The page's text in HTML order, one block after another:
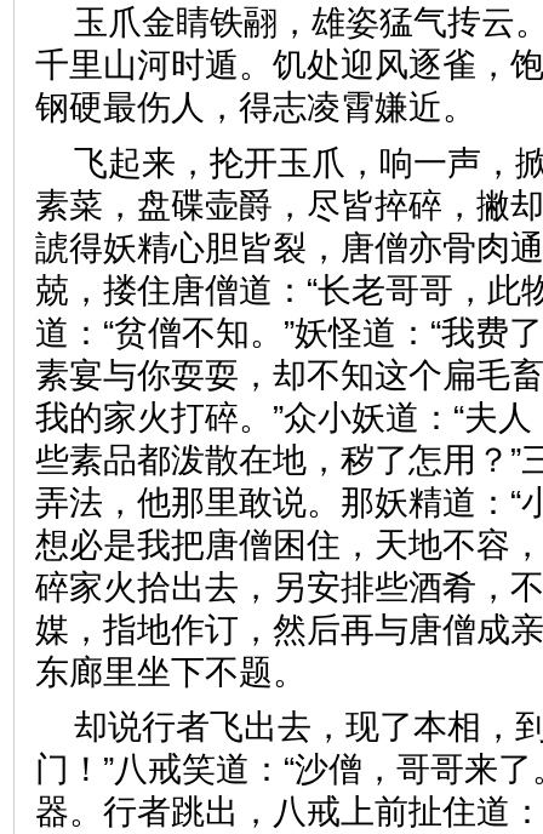
玉爪金睛铁翮，雄姿猛气抟云
千里山河时遁。饥处迎风逐雀，
钢硬最伤人，得志凌霄嫌近
飞起来，抡开玉爪，响一声，
素菜，盘碟壶爵，尽皆捽碎，撇
諕得妖精心胆皆裂，唐僧亦骨肉
兢，搂住唐僧道：“长老哥哥，此
道：“贫僧不知。”妖怪道：“我费
素宴与你耍耍，却不知这个扁毛
我的家火打碎。”众小妖道：“夫
些素品都泼散在地，秽了怎用？”
弄法，他那里敢说。那妖精道：“
想必是我把唐僧困住，天地不容
碎家火拾出去，另安排些酒肴，
媒，指地作订，然后再与唐僧成
东廊里坐下不题。
却说行者飞出去，现了本相，
门！”八戒笑道：“沙僧，哥哥来
器。行者跳出，八戒上前扯住道